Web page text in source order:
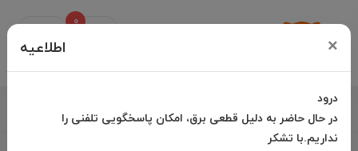
Uz
0
021-35000042 |
پاسخگویی تلفنی شنبه تا چهارشنبه از 10:00 الی ۱۵:30 پنجشنبه تا 13:00
× اطلاعیه
درود
در حال حاضر به دلیل قطعی برق، امکان پاسخگویی تلفنی را
نداریم.با تشکر